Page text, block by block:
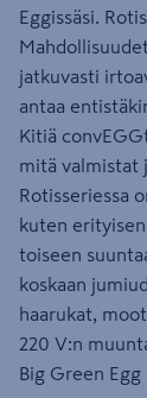
Eggissäsi.
jatkuvasti
antaa
Kitiä
mitä valmistat
Rotisseriessa
kuten
toiseen
koskaan
haarukat,
220 V:n
Big Green Egg